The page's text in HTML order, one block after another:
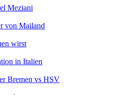
Meziani
von Mailand
wirst
in Italien
Bremen vs HSV